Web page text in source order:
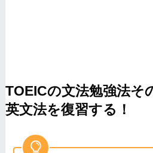
TOEICの文法勉強法そ
英文法を復習する！